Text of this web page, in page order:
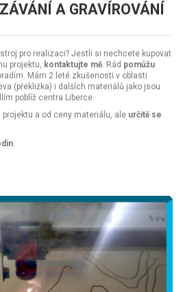
A GRAVÍROVÁNÍ
pro realizaci? Jestli si nechcete kupovat
projektu,
kontaktujte mě . Rád pomůžu
Mám 2 leté zkušenosti v oblasti
(překližka) i dalších materiálů jako jsou
poblíž centra Liberce.
a od ceny materiálu, ale určitě se